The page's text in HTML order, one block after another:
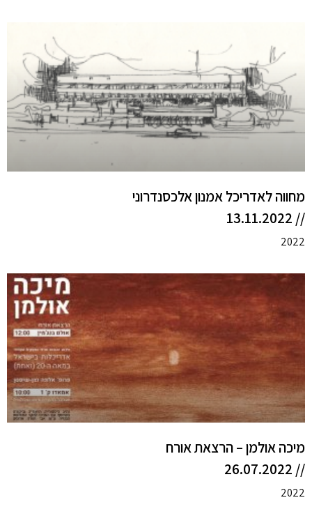
מחווה לאדריכל אמנון אלכסנדרוני
// 13.11.2022
2022
מיכה אולמן – הרצאת אורח
// 26.07.2022
2022